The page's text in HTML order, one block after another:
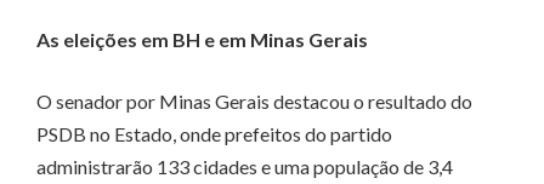
As eleições em BH e em Minas Gerais
O senador por Minas Gerais destacou o resultado do
PSDB no Estado, onde prefeitos do partido
administrarão 133 cidades e uma população de 3,4